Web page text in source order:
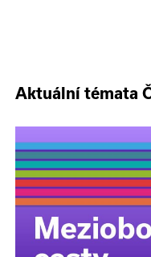
Aktuální témata